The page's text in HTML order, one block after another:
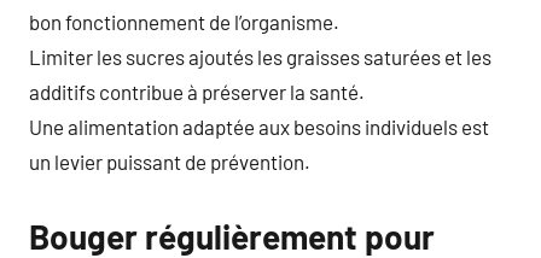
bon fonctionnement de l’organisme.
Limiter les sucres ajoutés les graisses saturées et les
additifs contribue à préserver la santé.
Une alimentation adaptée aux besoins individuels est
un levier puissant de prévention.
Bouger régulièrement pour